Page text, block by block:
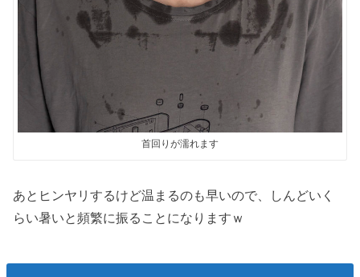
首回りが濡れます
あとヒンヤリするけど温まるのも早いので、しんどいく
らい暑いと頻繁に振ることになりますｗ